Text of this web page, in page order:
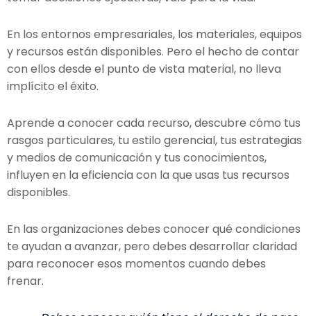
En los entornos empresariales, los materiales, equipos
y recursos están disponibles. Pero el hecho de contar
con ellos desde el punto de vista material, no lleva
implícito el éxito.
Aprende a conocer cada recurso, descubre cómo tus
rasgos particulares, tu estilo gerencial, tus estrategias
y medios de comunicación y tus conocimientos,
influyen en la eficiencia con la que usas tus recursos
disponibles.
En las organizaciones debes conocer qué condiciones
te ayudan a avanzar, pero debes desarrollar claridad
para reconocer esos momentos cuando debes
frenar.